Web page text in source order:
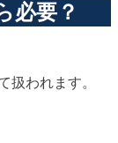
必要？
扱われます。